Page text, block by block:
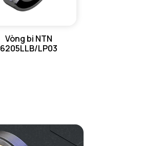
Vòng bi NTN
6205LLB/LP03